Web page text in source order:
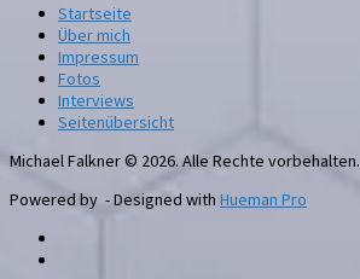
Startseite
Über mich
Impressum
Fotos
Interviews
Seitenübersicht
Michael Falkner © 2026. Alle Rechte vorbehalten.
Powered by - Designed with Hueman Pro